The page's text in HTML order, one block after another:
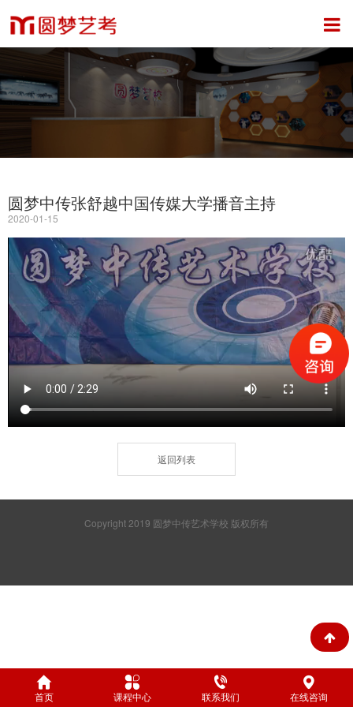
圆梦中传张舒越中国传媒大学播音主持
2020-01-15
返回列表
Copyright 2019 圆梦中传艺术学校 版权所有
首页 课程中心 联系我们 在线咨询